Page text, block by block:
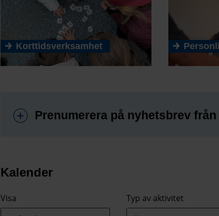
Korttidsverksamhet
Prenumerera på nyhetsbrev
Kalender
Visa Typ av aktivitet